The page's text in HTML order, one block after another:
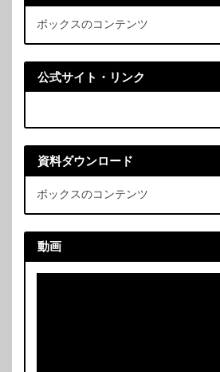
ボックスのコンテンツ
公式サイト・リンク
資料ダウンロード
ボックスのコンテンツ
動画